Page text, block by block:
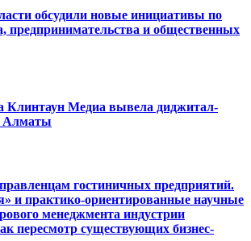
обсудили новые инициативы по
предпринимательства и общественных
Клинтаун Медиа вывела диджитал-
Алматы
гостиничных предприятий.
и практико-ориентированные научные
менеджмента индустрии
пересмотр существующих бизнес-